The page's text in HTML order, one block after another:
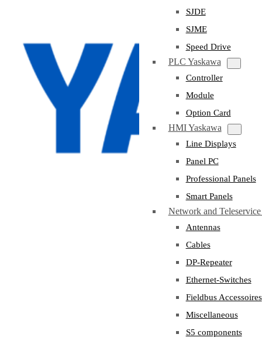
SJDE
SJME
Speed Drive
PLC Yaskawa
Controller
Module
Option Card
HMI Yaskawa
Line Displays
Panel PC
Professional Panels
Smart Panels
Network and
Antennas
Cables
DP-Repeater
Ethernet-Switches
Fieldbus Accessoires
Miscellaneous
S5 components